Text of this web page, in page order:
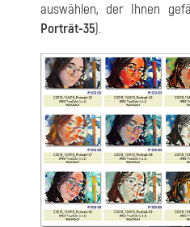
auswählen, der Ihnen
Porträt-35).